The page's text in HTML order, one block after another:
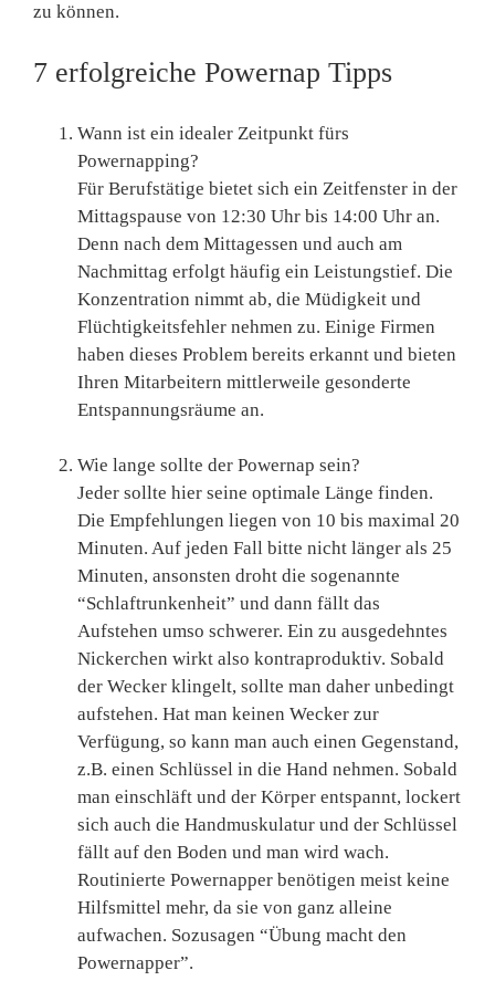
zu können.
7 erfolgreiche Powernap Tipps
Wann ist ein idealer Zeitpunkt fürs
Powernapping?
Für Berufstätige bietet sich ein Zeitfenster in der
Mittagspause von 12:30 Uhr bis 14:00 Uhr an.
Denn nach dem Mittagessen und auch am
Nachmittag erfolgt häufig ein Leistungstief. Die
Konzentration nimmt ab, die Müdigkeit und
Flüchtigkeitsfehler nehmen zu. Einige Firmen
haben dieses Problem bereits erkannt und bieten
Ihren Mitarbeitern mittlerweile gesonderte
Entspannungsräume an.
Wie lange sollte der Powernap sein?
Jeder sollte hier seine optimale Länge finden.
Die Empfehlungen liegen von 10 bis maximal 20
Minuten. Auf jeden Fall bitte nicht länger als 25
Minuten, ansonsten droht die sogenannte
“Schlaftrunkenheit” und dann fällt das
Aufstehen umso schwerer. Ein zu ausgedehntes
Nickerchen wirkt also kontraproduktiv. Sobald
der Wecker klingelt, sollte man daher unbedingt
aufstehen. Hat man keinen Wecker zur
Verfügung, so kann man auch einen Gegenstand,
z.B. einen Schlüssel in die Hand nehmen. Sobald
man einschläft und der Körper entspannt, lockert
sich auch die Handmuskulatur und der Schlüssel
fällt auf den Boden und man wird wach.
Routinierte Powernapper benötigen meist keine
Hilfsmittel mehr, da sie von ganz alleine
aufwachen. Sozusagen “Übung macht den
Powernapper”.